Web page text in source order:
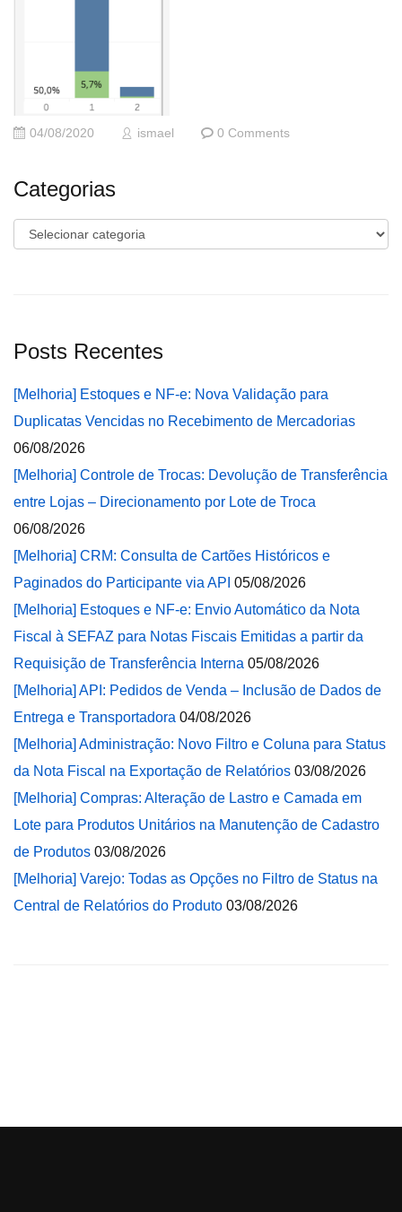
04/08/2020 ismael 0 Comments
Categorias
Categorias
Posts Recentes
[Melhoria] Estoques e NF-e: Nova Validação para
Duplicatas Vencidas no Recebimento de Mercadorias
06/08/2026
[Melhoria] Controle de Trocas: Devolução de Transferência
entre Lojas – Direcionamento por Lote de Troca
06/08/2026
[Melhoria] CRM: Consulta de Cartões Históricos e
Paginados do Participante via API 05/08/2026
[Melhoria] Estoques e NF-e: Envio Automático da Nota
Fiscal à SEFAZ para Notas Fiscais Emitidas a partir da
Requisição de Transferência Interna 05/08/2026
[Melhoria] API: Pedidos de Venda – Inclusão de Dados de
Entrega e Transportadora 04/08/2026
[Melhoria] Administração: Novo Filtro e Coluna para Status
da Nota Fiscal na Exportação de Relatórios 03/08/2026
[Melhoria] Compras: Alteração de Lastro e Camada em
Lote para Produtos Unitários na Manutenção de Cadastro
de Produtos 03/08/2026
[Melhoria] Varejo: Todas as Opções no Filtro de Status na
Central de Relatórios do Produto 03/08/2026